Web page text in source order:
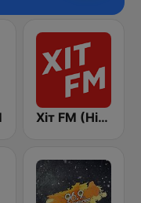
Хіт FM (Hit FM) - Top